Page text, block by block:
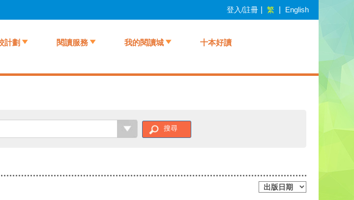
登入/註冊 繁 English
計劃 閱讀服務 我的閱讀城 十本好讀
搜尋